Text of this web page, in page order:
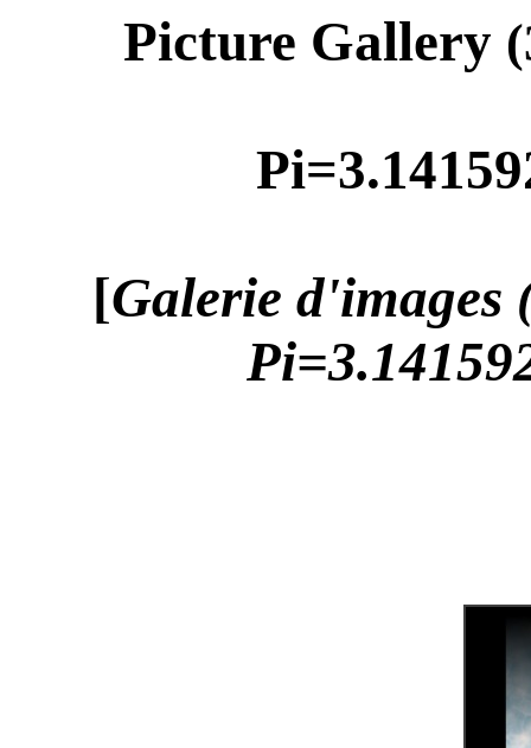
Picture Gallery
[Galerie d'images